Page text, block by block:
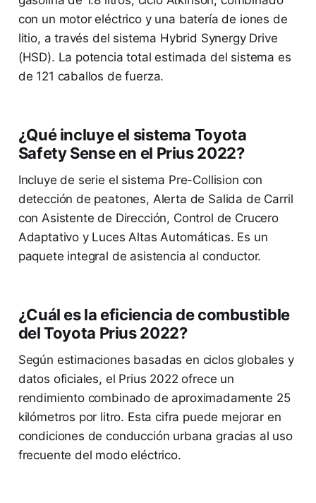
con un motor eléctrico y una batería de iones de
litio, a través del sistema Hybrid Synergy Drive
(HSD). La potencia total estimada del sistema es
de 121 caballos de fuerza.
¿Qué incluye el sistema Toyota
Safety Sense en el Prius 2022?
Incluye de serie el sistema Pre-Collision con
detección de peatones, Alerta de Salida de Carril
con Asistente de Dirección, Control de Crucero
Adaptativo y Luces Altas Automáticas. Es un
paquete integral de asistencia al conductor.
¿Cuál es la eficiencia de combustible
del Toyota Prius 2022?
Según estimaciones basadas en ciclos globales y
datos oficiales, el Prius 2022 ofrece un
rendimiento combinado de aproximadamente 25
kilómetros por litro. Esta cifra puede mejorar en
condiciones de conducción urbana gracias al uso
frecuente del modo eléctrico.